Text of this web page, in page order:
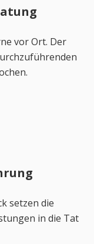
vor Ort. Der
setzen die
in die Tat